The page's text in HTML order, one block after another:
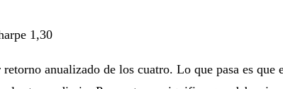
1,30
anualizado de los cuatro. Lo que pasa es